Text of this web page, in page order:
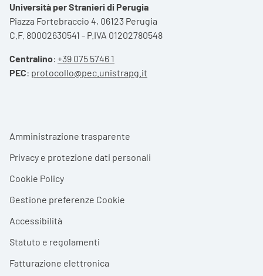
Università per Stranieri di Perugia
Piazza Fortebraccio 4, 06123 Perugia
C.F. 80002630541 - P.IVA 01202780548
Centralino: +39 075 5746 1
PEC: protocollo@pec.unistrapg.it
Footer menu
Amministrazione trasparente
Privacy e protezione dati personali
Cookie Policy
Gestione preferenze Cookie
Accessibilità
Statuto e regolamenti
Fatturazione elettronica